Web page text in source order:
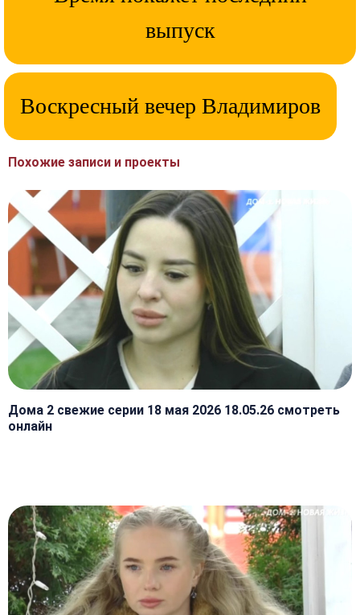
выпуск
Воскресный вечер Владимиров
Похожие записи и проекты
Дома 2 свежие серии 18 мая 2026 18.05.26 смотреть
онлайн